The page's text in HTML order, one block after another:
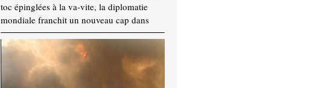
toc épinglées à la va-vite, la diplomatie
mondiale franchit un nouveau cap dans